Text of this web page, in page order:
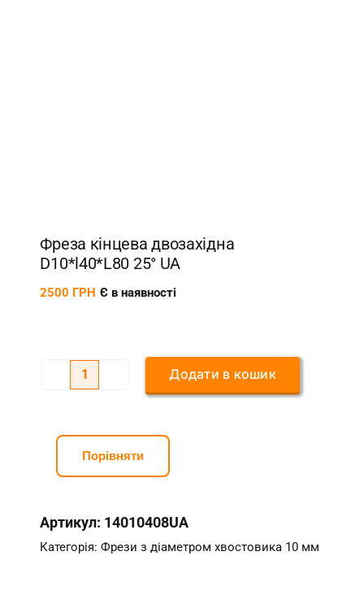
Фреза кінцева двозахідна
D10*l40*L80 25° UA
2500 ГРН Є в наявності
D10*l40*L80
25°
кількість
Додати в кошик
Порівняти
Артикул: 14010408UA
Категорія:Фрези з діаметром хвостовика 10 мм